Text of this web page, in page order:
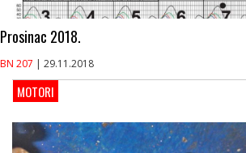
Prosinac 2018.
BN 207 | 29.11.2018
MOTORI